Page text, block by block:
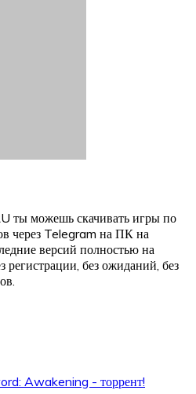
ты можешь скачивать игры по
через Telegram на ПК на
версий полностью на
регистрации, без ожиданий, без